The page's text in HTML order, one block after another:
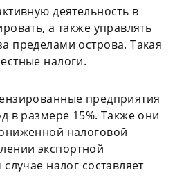
деятельность в
а также управлять
пределами острова. Такая
налоги.
предприятия
в размере 15%. Также они
налоговой
экспортной
налог составляет